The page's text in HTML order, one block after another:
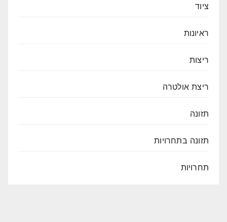
ציוד
ראיונות
ריצות
ריצת אולטרה
תזונה
תזונה בתחרויות
תחרויות